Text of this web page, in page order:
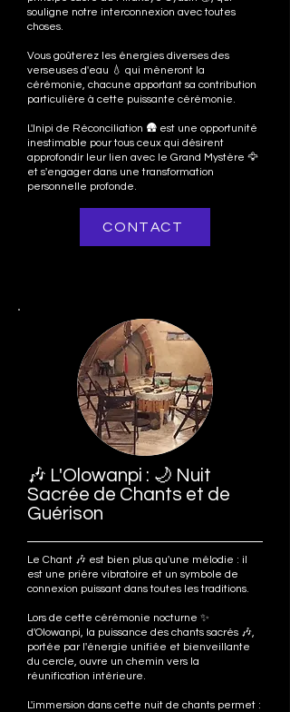
souligne notre interconnexion avec toutes
choses.
Vous goûterez les énergies diverses des
verseuses d'eau 💧 qui mèneront la
cérémonie, chacune apportant sa contribution
particulière à cette puissante cérémonie.
L'Inipi de Réconciliation 🛖 est une opportunité
inestimable pour tous ceux qui désirent
approfondir leur lien avec le Grand Mystère 🦅
et s'engager dans une transformation
personnelle profonde.
CONTACT
🎶 L'Olowanpi : 🌙 Nuit
Sacrée de Chants et de
Guérison
Le Chant 🎶 est bien plus qu'une mélodie : il
est une prière vibratoire et un symbole de
connexion puissant dans toutes les traditions.
Lors de cette cérémonie nocturne ✨
d'Olowanpi, la puissance des chants sacrés 🎶,
portée par l'énergie unifiée et bienveillante
du cercle, ouvre un chemin vers la
réunification intérieure.
L'immersion dans cette nuit de chants permet :